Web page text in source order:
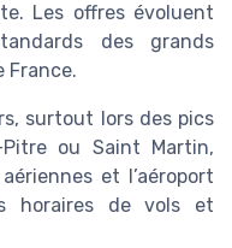
Les offres évoluent
des grands
France.
surtout lors des pics
ou Saint Martin,
et l’aéroport
horaires de vols et